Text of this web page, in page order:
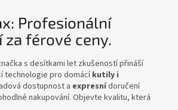
Profesionální
za férové ceny.
s desítkami let zkušeností přináší
technologie pro domácíkutily i
dostupnost a expresnídoručení
nakupování. Objevte kvalitu, která